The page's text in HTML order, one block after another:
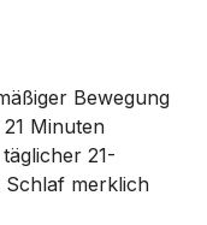
Bewegung
Minuten
21-
Schlaf merklich